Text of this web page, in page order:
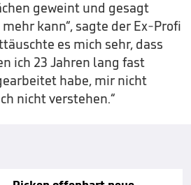
geweint und gesagt
kann“, sagte der Ex-Profi
es mich sehr, dass
ich 23 Jahren lang fast
habe, mir nicht
nicht verstehen.“